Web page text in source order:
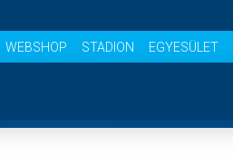
WEBSHOP STADION EGYESÜLET